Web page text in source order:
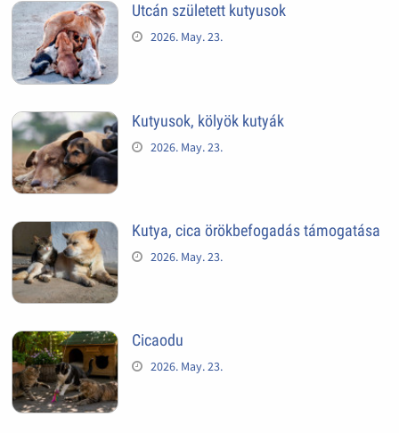
Utcán született kutyusok
2026. May. 23.
Kutyusok, kölyök kutyák
2026. May. 23.
Kutya, cica örökbefogadás támogatása
2026. May. 23.
Cicaodu
2026. May. 23.